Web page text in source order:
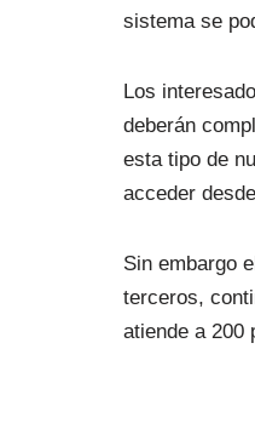
sistema se
Los
deberán
esta tipo de
acceder
Sin embargo
terceros,
atiende a 200